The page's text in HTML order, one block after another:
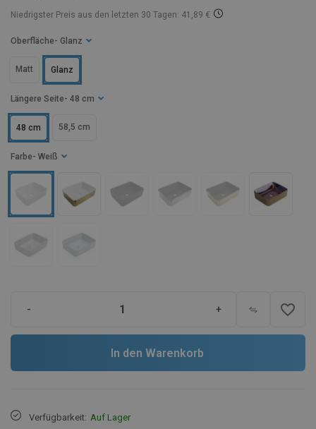
Niedrigster Preis aus den letzten 30 Tagen: 41,89 €
Längere Seite - 48 cm
48 cm 58,5 cm
Farbe - Weiß
Oberfläche - Glanz
Matt Glanz
- + favorite_border
In den Warenkorb
Verfügbarkeit: Auf Lager